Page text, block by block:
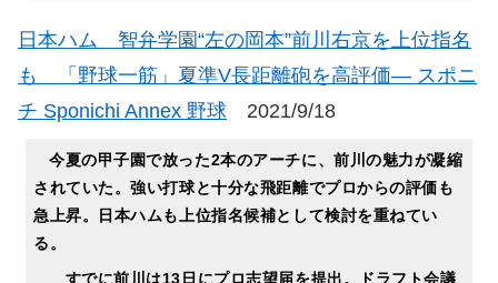
日本ハム 智弁学園“左の岡本”前川右京を上位指名
も 「野球一筋」夏準V長距離砲を高評価― スポニ
チ Sponichi Annex 野球 2021/9/18
今夏の甲子園で放った2本のアーチに、前川の魅力が凝縮
されていた。強い打球と十分な飛距離でプロからの評価も
急上昇。日本ハムも上位指名候補として検討を重ねてい
る。
すでに前川は13日にプロ志望届を提出。ドラフト会議